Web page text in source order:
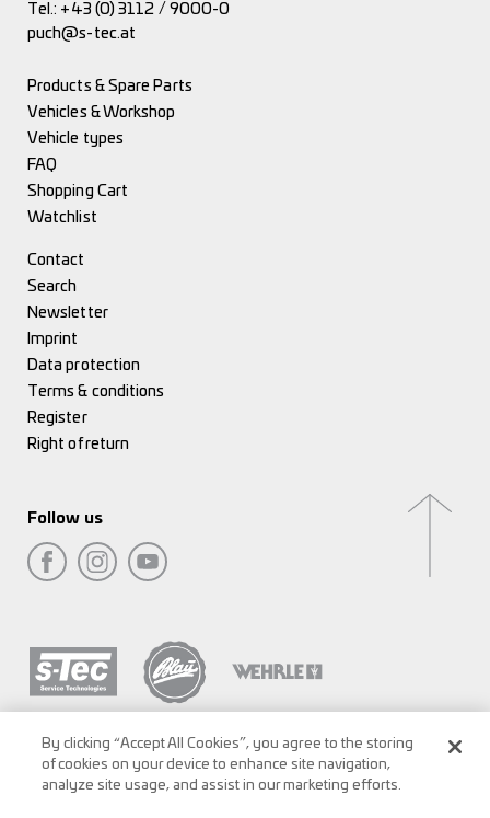
Tel.: +43 (0) 3112 / 9000-0
puch@s-tec.at
Products & Spare Parts
Vehicles & Workshop
Vehicle types
FAQ
Shopping Cart
Watchlist
Contact
Search
Newsletter
Imprint
Data protection
Terms & conditions
Register
Right of return
Follow us
By clicking “Accept All Cookies”, you agree to the storing
of cookies on your device to enhance site navigation,
analyze site usage, and assist in our marketing efforts.